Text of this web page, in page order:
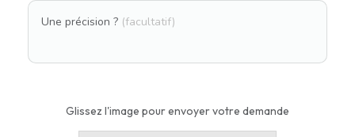
Une précision ? (facultatif)
Glissez l'image pour envoyer votre demande